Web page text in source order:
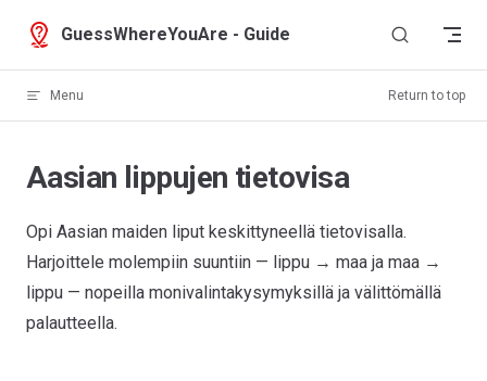
Skip to content
GuessWhereYouAre - Guide
Menu Return to top
Aasian lippujen tietovisa
Opi Aasian maiden liput keskittyneellä tietovisalla.
Harjoittele molempiin suuntiin — lippu → maa ja maa →
lippu — nopeilla monivalintakysymyksillä ja välittömällä
palautteella.